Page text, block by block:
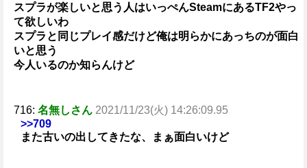
スプラが楽しいと思う人はいっぺんSteamにあるTF2やっ
て欲しいわ
スプラと同じプレイ感だけど俺は明らかにあっちのが面白
いと思う
今人いるのか知らんけど
716: 名無しさん 2021/11/23(火) 14:26:09.95
>>709
また古いの出してきたな、まぁ面白いけど